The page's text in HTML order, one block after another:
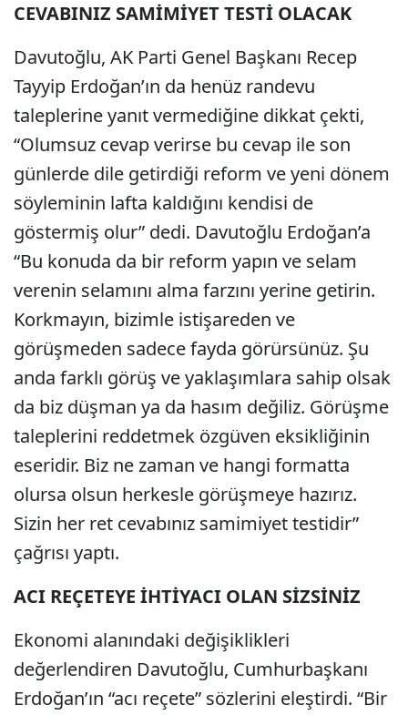
CEVABINIZ SAMİMİYET TESTİ OLACAK
Davutoğlu, AK Parti Genel Başkanı Recep
Tayyip Erdoğan’ın da henüz randevu
taleplerine yanıt vermediğine dikkat çekti,
“Olumsuz cevap verirse bu cevap ile son
günlerde dile getirdiği reform ve yeni dönem
söyleminin lafta kaldığını kendisi de
göstermiş olur” dedi. Davutoğlu Erdoğan’a
“Bu konuda da bir reform yapın ve selam
verenin selamını alma farzını yerine getirin.
Korkmayın, bizimle istişareden ve
görüşmeden sadece fayda görürsünüz. Şu
anda farklı görüş ve yaklaşımlara sahip olsak
da biz düşman ya da hasım değiliz. Görüşme
taleplerini reddetmek özgüven eksikliğinin
eseridir. Biz ne zaman ve hangi formatta
olursa olsun herkesle görüşmeye hazırız.
Sizin her ret cevabınız samimiyet testidir”
çağrısı yaptı.
ACI REÇETEYE İHTİYACI OLAN SİZSİNİZ
Ekonomi alanındaki değişiklikleri
değerlendiren Davutoğlu, Cumhurbaşkanı
Erdoğan’ın “acı reçete” sözlerini eleştirdi. “Bir